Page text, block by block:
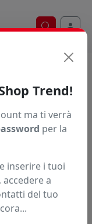
Ricerca
il prezzo riservato
Trend!
ma ti verrà
per la
inserire i tuoi
a
del tuo